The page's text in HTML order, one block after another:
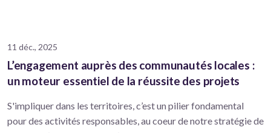
11 déc., 2025
L’engagement auprès des communautés locales :
un moteur essentiel de la réussite des projets
S'impliquer dans les territoires, c’est un pilier fondamental
pour des activités responsables, au coeur de notre stratégie de